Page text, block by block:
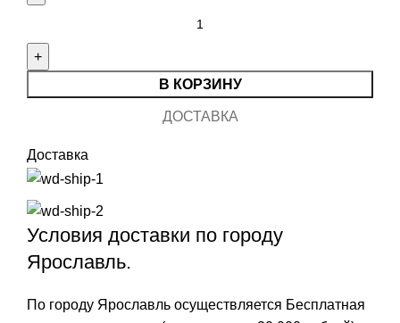
Swiss
В КОРЗИНУ
ДОСТАВКА
Доставка
Условия доставки по городу
Ярославль.
По городу Ярославль осуществляется Бесплатная